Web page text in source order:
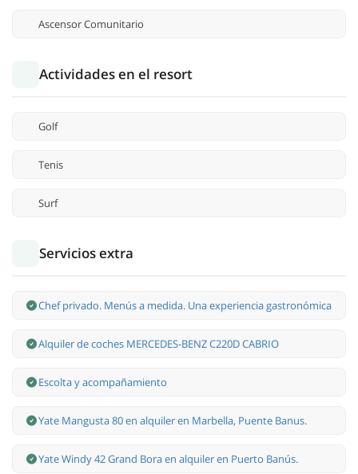
Ascensor Comunitario
Actividades en el resort
Golf
Tenis
Surf
Servicios extra
Chef privado. Menús a medida. Una experiencia gastronómica
Alquiler de coches MERCEDES-BENZ C220D CABRIO
Escolta y acompañamiento
Yate Mangusta 80 en alquiler en Marbella, Puente Banus.
Yate Windy 42 Grand Bora en alquiler en Puerto Banús.